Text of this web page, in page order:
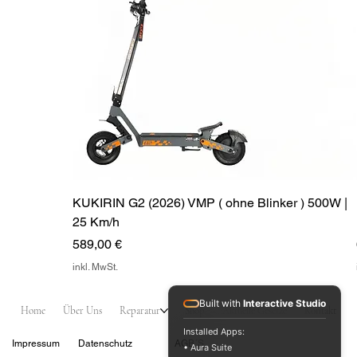
KUKIRIN G2 (2026) VMP ( ohne Blinker ) 500W |
25 Km/h
Preis
589,00 €
inkl. MwSt.
Home Über Uns Reparatur Shop Aktuelle Gesetze Kontakt
Impressum Datenschutz AGB´S
Built with Interactive Studio
Installed Apps:
• Aura Suite